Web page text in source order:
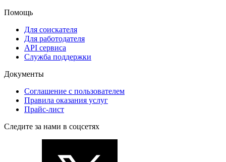
Помощь
Для соискателя
Для работодателя
API сервиса
Служба поддержки
Документы
Соглашение с пользователем
Правила оказания услуг
Прайс-лист
Следите за нами в соцсетях